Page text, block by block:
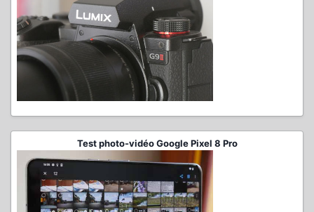
Test photo-vidéo Google Pixel 8 Pro